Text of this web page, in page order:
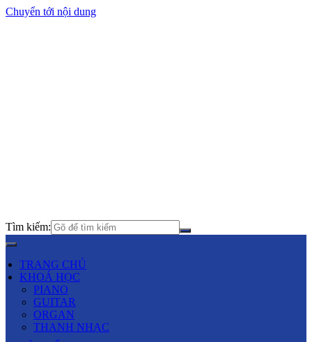
Chuyển tới nội dung
Tìm kiếm:
TRANG CHỦ
KHOÁ HỌC
PIANO
GUITAR
ORGAN
THANH NHẠC